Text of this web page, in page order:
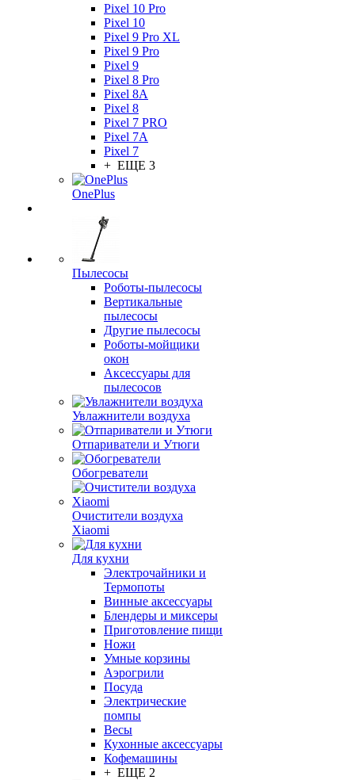
Pixel 10 Pro
Pixel 10
Pixel 9 Pro XL
Pixel 9 Pro
Pixel 9
Pixel 8 Pro
Pixel 8A
Pixel 8
Pixel 7 PRO
Pixel 7A
Pixel 7
+ ЕЩЕ 3
OnePlus
Пылесосы
Роботы-пылесосы
Вертикальные
пылесосы
Другие пылесосы
Роботы-мойщики
окон
Аксессуары для
пылесосов
Увлажнители воздуха
Отпариватели и Утюги
Обогреватели
Очистители воздуха
Xiaomi
Для кухни
Электрочайники и
Термопоты
Винные аксессуары
Блендеры и миксеры
Приготовление пищи
Ножи
Умные корзины
Аэрогрили
Посуда
Электрические
помпы
Весы
Кухонные аксессуары
Кофемашины
+ ЕЩЕ 2